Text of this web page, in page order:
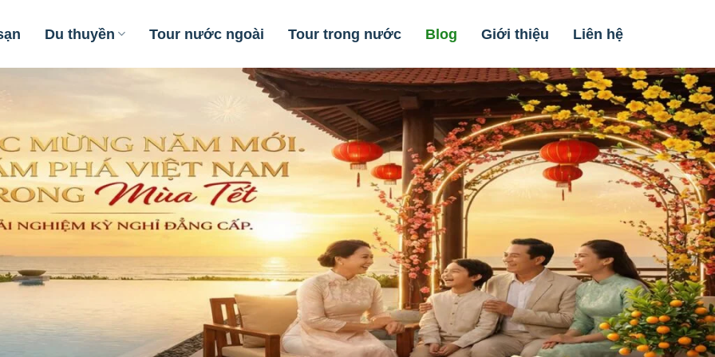
Du thuyền Tour nước ngoài Tour trong nước Blog Giới thiệu Liên hệ